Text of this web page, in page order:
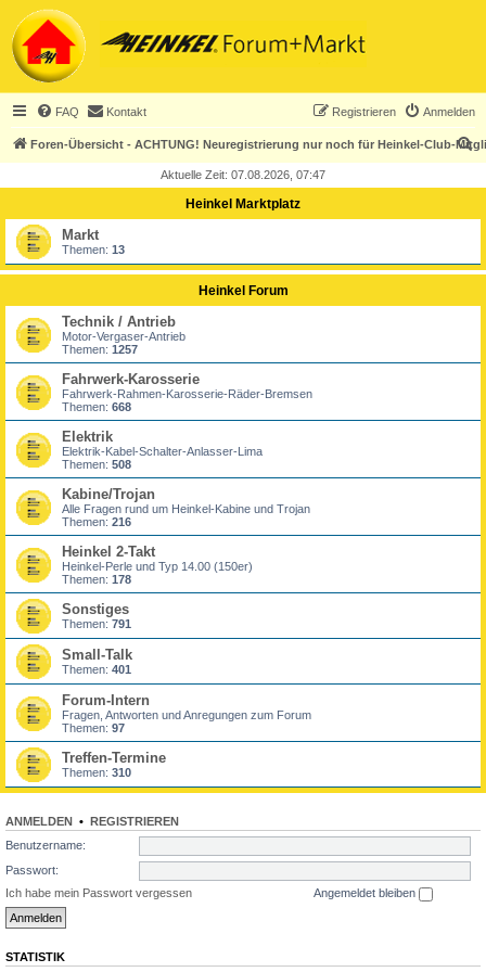
FAQ Kontakt Anmelden
Registrieren
Foren-Übersicht - ACHTUNG! Neuregistrierung nur noch für Heinkel-Club-
S
h
Aktuelle Zeit: 07.08.2026, 07:47
Heinkel Marktplatz
Markt
Themen: 13
Heinkel Forum
Technik / Antrieb
Motor-Vergaser-Antrieb
Themen: 1257
Fahrwerk-Karosserie
Fahrwerk-Rahmen-Karosserie-Räder-Bremsen
Themen: 668
Elektrik
Elektrik-Kabel-Schalter-Anlasser-Lima
Themen: 508
Kabine/Trojan
Alle Fragen rund um Heinkel-Kabine und Trojan
Themen: 216
Heinkel 2-Takt
Heinkel-Perle und Typ 14.00 (150er)
Themen: 178
Sonstiges
Themen: 791
Small-Talk
Themen: 401
Forum-Intern
Fragen, Antworten und Anregungen zum Forum
Themen: 97
Treffen-Termine
Themen: 310
ANMELDEN • REGISTRIEREN
Benutzername:
Passwort:
Ich habe mein Passwort vergessen
Angemeldet bleiben
STATISTIK